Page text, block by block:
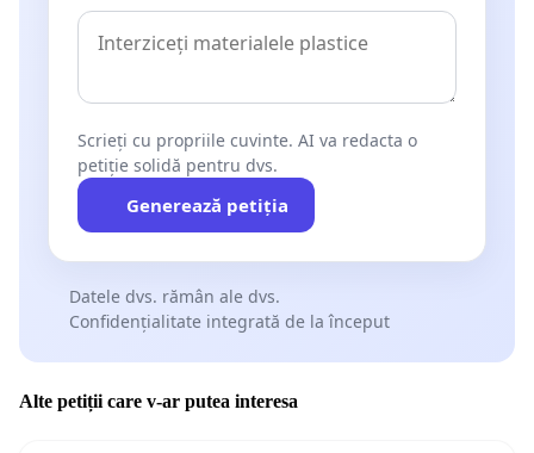
Scrieți cu propriile cuvinte. AI va redacta o
petiție solidă pentru dvs.
Generează petiția
Datele dvs. rămân ale dvs.
Confidențialitate integrată de la început
Alte petiții care v-ar putea interesa